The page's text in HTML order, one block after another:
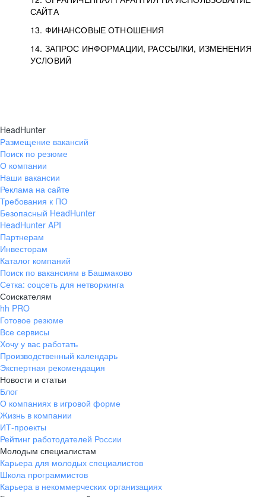
САЙТА
13. ФИНАНСОВЫЕ ОТНОШЕНИЯ
14. ЗАПРОС ИНФОРМАЦИИ, РАССЫЛКИ, ИЗМЕНЕНИЯ
УСЛОВИЙ
HeadHunter
Размещение вакансий
Поиск по резюме
О компании
Наши вакансии
Реклама на сайте
Требования к ПО
Безопасный HeadHunter
HeadHunter API
Партнерам
Инвесторам
Каталог компаний
Поиск по вакансиям в Башмаково
Сетка: соцсеть для нетворкинга
Соискателям
hh PRO
Готовое резюме
Все сервисы
Хочу у вас работать
Производственный календарь
Экспертная рекомендация
Новости и статьи
Блог
О компаниях в игровой форме
Жизнь в компании
ИТ-проекты
Рейтинг работодателей России
Молодым специалистам
Карьера для молодых специалистов
Школа программистов
Карьера в некоммерческих организациях